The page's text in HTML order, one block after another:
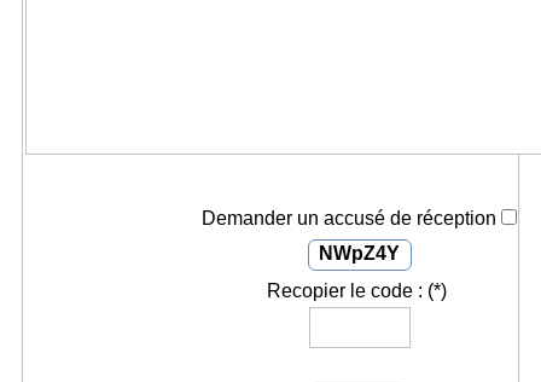
Demander un accusé de réception
NWpZ4Y
Recopier le code : (*)